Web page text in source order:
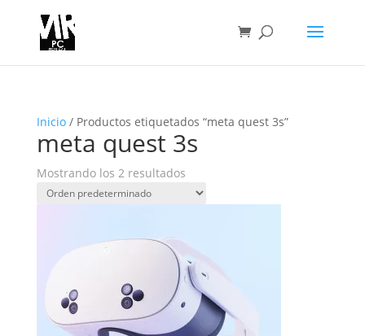
Inicio/ Productos etiquetados “meta quest 3s”
meta quest 3s
Mostrando los 2 resultados